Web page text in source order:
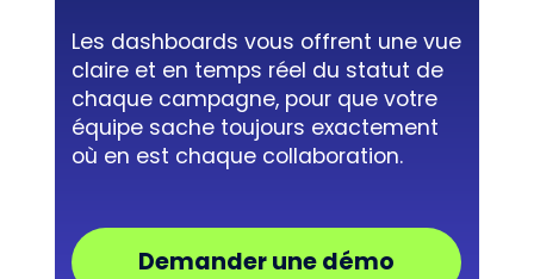
Les dashboards vous offrent une vue
claire et en temps réel du statut de
chaque campagne, pour que votre
équipe sache toujours exactement
où en est chaque collaboration.
Demander une démo